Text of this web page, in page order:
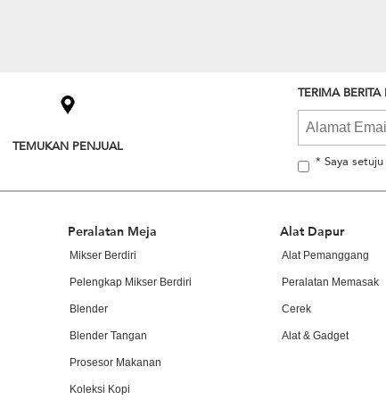
TEMUKAN PENJUAL
TERIMA BERITA
* Saya
Peralatan Meja
Mikser Berdiri
Pelengkap Mikser Berdiri
Blender
Blender Tangan
Prosesor Makanan
Koleksi Kopi
Alat Dapur
Alat Pemanggang
Peralatan Memasak
Cerek
Alat & Gadget